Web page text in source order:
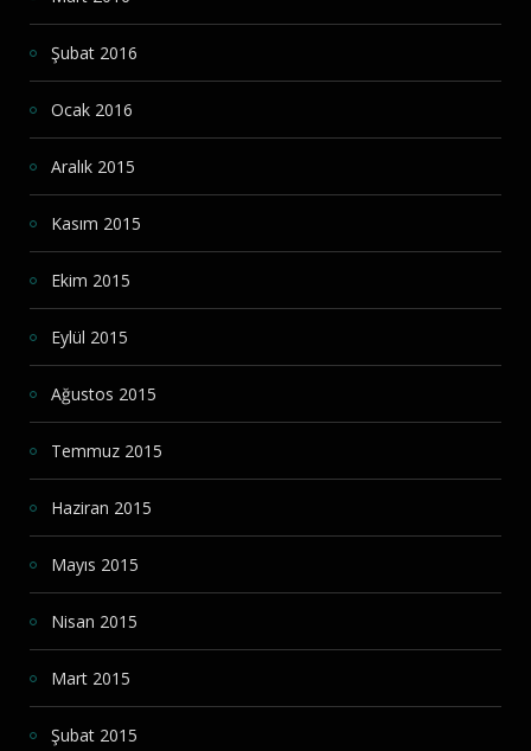
Şubat 2016
Ocak 2016
Aralık 2015
Kasım 2015
Ekim 2015
Eylül 2015
Ağustos 2015
Temmuz 2015
Haziran 2015
Mayıs 2015
Nisan 2015
Mart 2015
Şubat 2015